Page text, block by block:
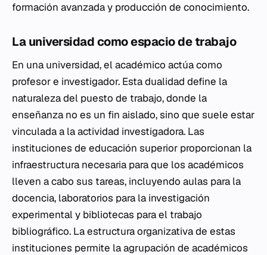
formación avanzada y producción de conocimiento.
La universidad como espacio de trabajo
En una universidad, el académico actúa como
profesor e investigador. Esta dualidad define la
naturaleza del puesto de trabajo, donde la
enseñanza no es un fin aislado, sino que suele estar
vinculada a la actividad investigadora. Las
instituciones de educación superior proporcionan la
infraestructura necesaria para que los académicos
lleven a cabo sus tareas, incluyendo aulas para la
docencia, laboratorios para la investigación
experimental y bibliotecas para el trabajo
bibliográfico. La estructura organizativa de estas
instituciones permite la agrupación de académicos